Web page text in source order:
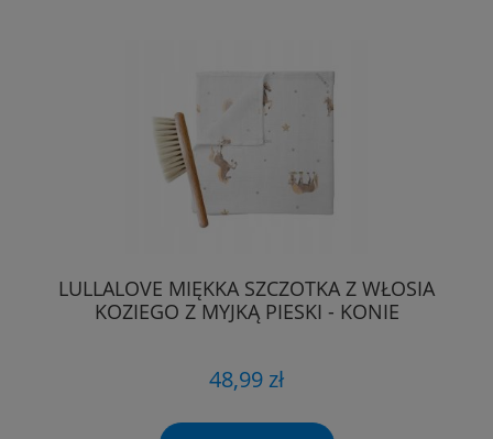
LULLALOVE MIĘKKA SZCZOTKA Z WŁOSIA
KOZIEGO Z MYJKĄ PIESKI - KONIE
48,99 zł